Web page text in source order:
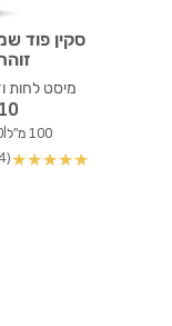
סקין פוד
מיסט לחות
100 מ"ל |
★
★
★
★
★
(4)